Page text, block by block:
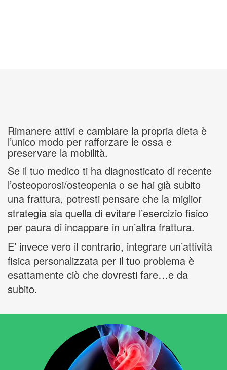
Rimanere attivi e cambiare la propria dieta è
l’unico modo per rafforzare le ossa e
preservare la mobilità.
Se il tuo medico ti ha diagnosticato di recente
l’osteoporosi/osteopenia o se hai già subito
una frattura, potresti pensare che la miglior
strategia sia quella di evitare l’esercizio fisico
per paura di incappare in un’altra frattura.
E’ invece vero il contrario, integrare un’attività
fisica personalizzata per il tuo problema è
esattamente ciò che dovresti fare…e da
subito.